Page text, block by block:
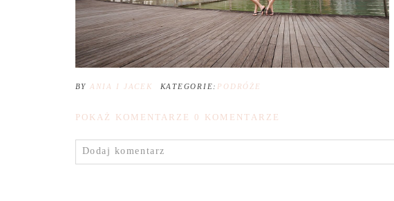
BY ANIA I JACEK KATEGORIE: PODRÓŻE
POKAŻ KOMENTARZE 0 KOMENTARZE
Dodaj komentarz